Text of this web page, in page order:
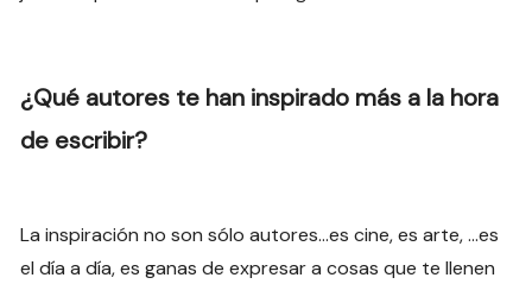
¿Qué autores te han inspirado más a la hora
de escribir?
La inspiración no son sólo autores…es cine, es arte, …es
el día a día, es ganas de expresar a cosas que te llenen